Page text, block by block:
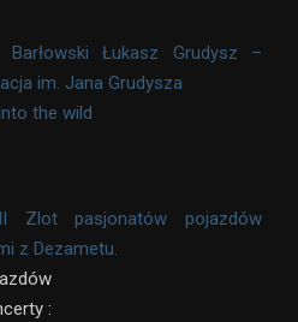
Barłowski
Łukasz Grudysz –
im. Jana Grudysza
the wild
II Zlot pasjonatów pojazdów
z Dezametu.
: